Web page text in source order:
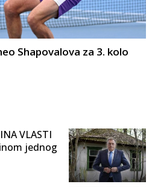
Shapovalova za 3. kolo
VLASTI
jednog